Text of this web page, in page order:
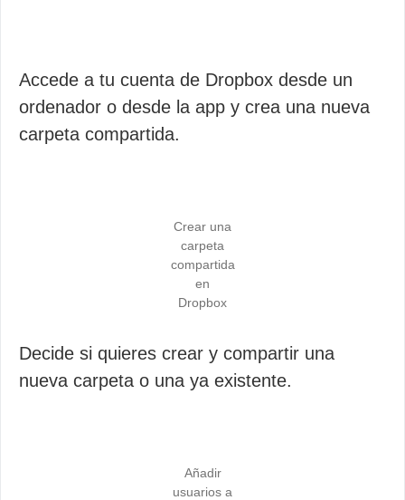
Accede a tu cuenta de Dropbox desde un
ordenador o desde la app y crea una nueva
carpeta compartida.
Crear una
carpeta
compartida
en
Dropbox
Decide si quieres crear y compartir una
nueva carpeta o una ya existente.
Añadir
usuarios a